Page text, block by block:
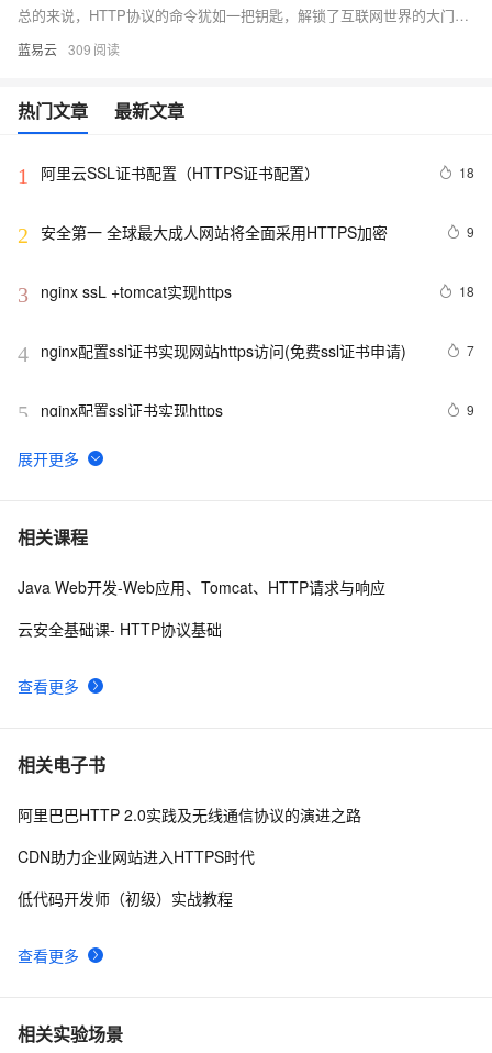
总的来说，HTTP协议的命令犹如一把钥匙，解锁了互联网世界的大门。它是规则，也是工具，了解了它，就等于掌握了互联网的一把通行证。我们每天都在用，也常常无视它，但是只有深刻理解了它，才能更好地运用它。如此，我们的互联网世界旅程就会变得更加顺畅，更加有趣。
蓝易云 309
热门文章 最新文章
1 阿里云SSL证书配置（HTTPS证书配置） 18
2 安全第一 全球最大成人网站将全面采用HTTPS加密 9
3 nginx ssL +tomcat实现https 18
4 nginx配置ssl证书实现网站https访问(免费ssl证书申请) 7
5 nginx配置ssl证书实现https 9
6 企业级Nginx实战-配置Https单向认证、双向认证
7 IP地址能否申请HTTPS证书？
8 域名配置https时，请求无响应的解决方法
行TLS四次握手
相关课程
查看更多
Java Web开发-Web应用、Tomcat、HTTP请求与响应
云安全基础课- HTTP协议基础
相关电子书
查看更多
阿里巴巴HTTP 2.0实践及无线通信协议的演进之路
CDN助力企业网站进入HTTPS时代
低代码开发师（初级）实战教程
相关实验场景